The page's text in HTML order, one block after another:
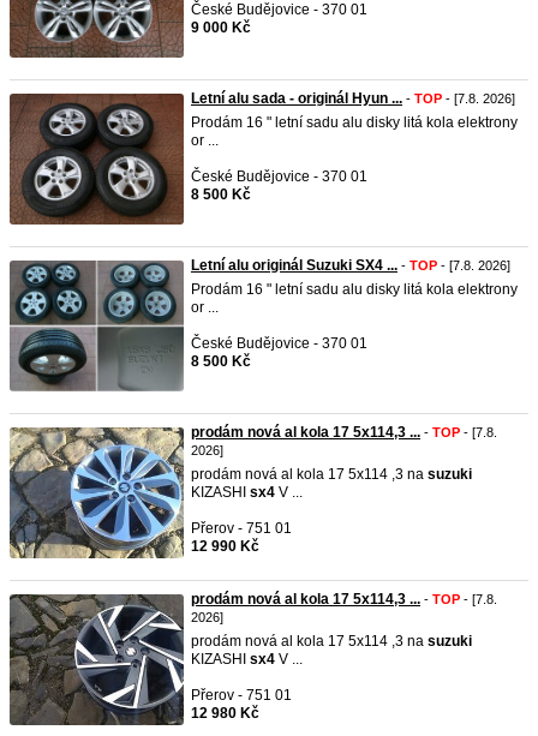
České Budějovice - 370 01
9 000 Kč
Letní alu sada - originál Hyun ... - TOP - [7.8. 2026]
Prodám 16 " letní sadu alu disky litá kola elektrony
or ...
České Budějovice - 370 01
8 500 Kč
Letní alu originál Suzuki SX4 ... - TOP - [7.8. 2026]
Prodám 16 " letní sadu alu disky litá kola elektrony
or ...
České Budějovice - 370 01
8 500 Kč
prodám nová al kola 17 5x114,3 ... - TOP - [7.8.
2026]
prodám nová al kola 17 5x114 ,3 na suzuki
KIZASHI sx4 V ...
Přerov - 751 01
12 990 Kč
prodám nová al kola 17 5x114,3 ... - TOP - [7.8.
2026]
prodám nová al kola 17 5x114 ,3 na suzuki
KIZASHI sx4 V ...
Přerov - 751 01
12 980 Kč